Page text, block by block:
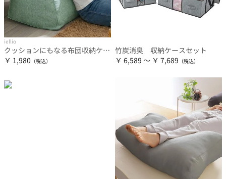
iellio
クッションにもなる布団収納ケース＜洋服収納・布団収納袋・クッション・腰あて・便利・見せる収納＞
￥ 1,980
竹炭消臭 収納ケースセット
￥ 6,589 ～ ￥ 7,689